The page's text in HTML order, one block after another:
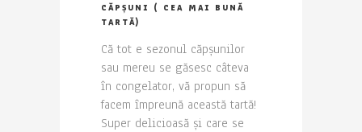
CĂPȘUNI ( CEA MAI BUNĂ
TARTĂ)
Că tot e sezonul căpșunilor
sau mereu se găsesc câteva
în congelator, vă propun să
facem împreună această tartă!
Super delicioasă și care se